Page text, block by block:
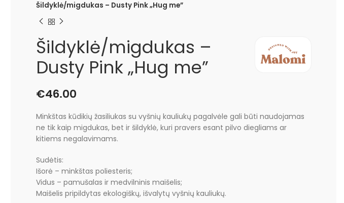
Šildyklė/migdukas – Dusty Pink „Hug me”
Šildyklė/migdukas –
Dusty Pink „Hug me”
€46.00
Minkštas kūdikių žasiliukas su vyšnių kauliukų pagalvėle gali būti naudojamas
ne tik kaip migdukas, bet ir šildyklė, kuri pravers esant pilvo diegliams ar
kitiems negalavimams.
Sudėtis:
Išorė – minkštas poliesteris;
Vidus – pamušalas ir medvilninis maišelis;
Maišelis pripildytas ekologiškų, išvalytų vyšnių kauliukų.